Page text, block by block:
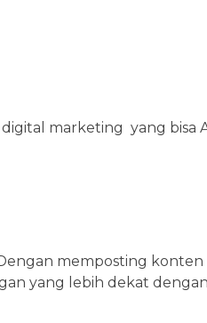
marketing yang bisa
memposting konten
yang lebih dekat